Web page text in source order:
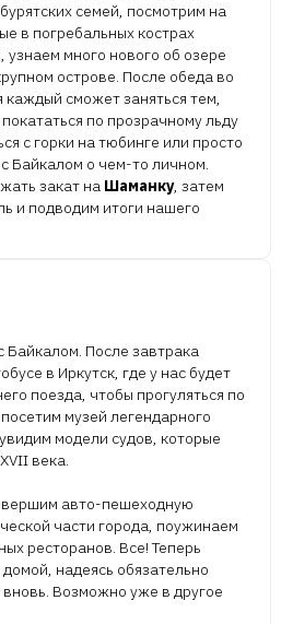
семей, посмотрим на
в погребальных кострах
узнаем много нового об озере
острове. После обеда во
каждый сможет заняться тем,
по прозрачному льду
с горки на тюбинге или просто
Байкалом о чем-то личном.
закат на Шаманку, затем
и подводим итоги нашего
Байкалом. После завтрака
в Иркутск, где у нас будет
поезда, чтобы прогуляться по
музей легендарного
модели судов, которые
века.
авто-пешеходную
части города, поужинаем
ресторанов. Все! Теперь
надеясь обязательно
вновь. Возможно уже в другое